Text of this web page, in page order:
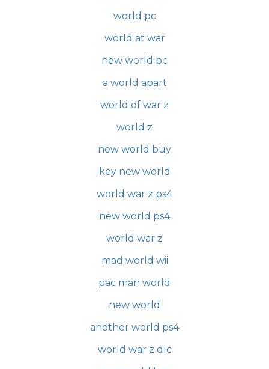
world pc
world at war
new world pc
a world apart
world of war z
world z
new world buy
key new world
world war z ps4
new world ps4
world war z
mad world wii
pac man world
new world
another world ps4
world war z dlc